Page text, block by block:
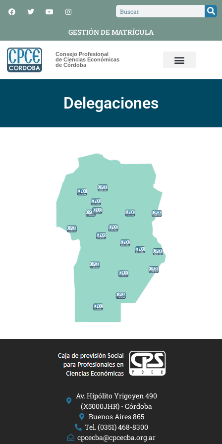
GESTIÓN DE MATRÍCULA
Consejo Profesional
de Ciencias Económicas
de Córdoba
Delegaciones
Av. Hipólito Yrigoyen 490
(X5000JHR) - Córdoba
Buenos Aires 865
Tel. (0351) 468-8300
cpcecba@cpcecba.org.ar